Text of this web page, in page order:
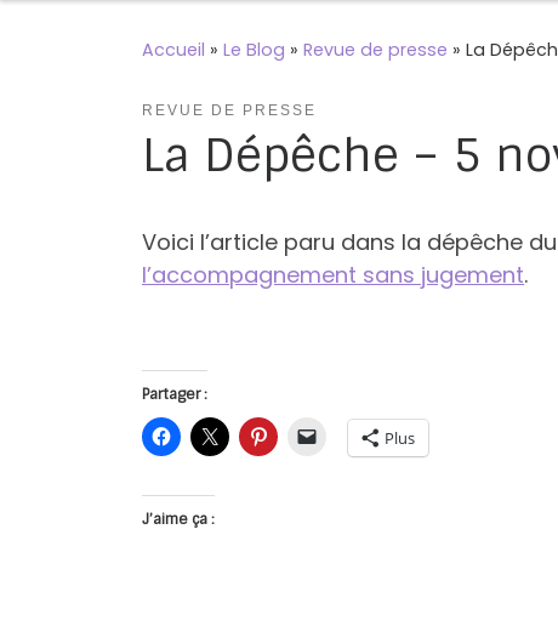
Accueil » Le Blog » Revue de presse » La
REVUE DE PRESSE
La Dépêche – 5
Voici l’article paru dans la dépêche
l’accompagnement sans jugement.
Partager :
Plus
J’aime ça :